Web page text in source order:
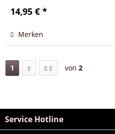
14,95 € *
Merken
1 von 2
Service Hotline